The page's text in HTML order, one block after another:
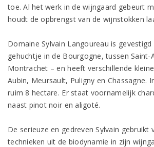
toe. Al het werk in de wijngaard gebeurt
houdt de opbrengst van de wijnstokken
Domaine Sylvain Langoureau is gevestigd
gehuchtje in de Bourgogne, tussen Saint-
Montrachet – en heeft verschillende
Aubin, Meursault, Puligny en Chassagne.
ruim 8 hectare. Er staat voornamelijk
naast pinot noir en aligoté.
De serieuze en gedreven Sylvain gebruikt
technieken uit de biodynamie in zijn